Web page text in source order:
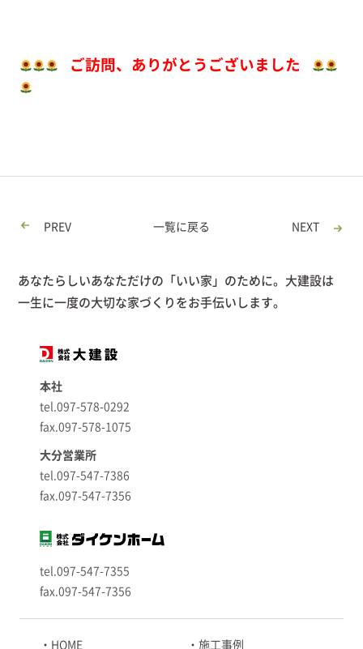
ご訪問、ありがとうございました
PREV 一覧に戻る NEXT
あなたらしいあなただけの「いい家」のために。大建設は
一生に一度の大切な家づくりをお手伝いします。
本社
tel.097-578-0292
fax.097-578-1075
大分営業所
tel.097-547-7386
fax.097-547-7356
tel.097-547-7355
fax.097-547-7356
HOME 施工事例